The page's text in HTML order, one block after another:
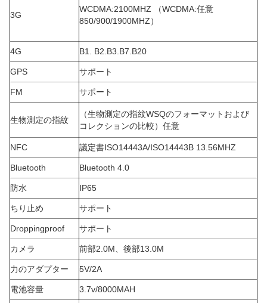
3G
WCDMA:2100MHZ （WCDMA:任意
850/900/1900MHZ）
4G B1. B2.B3.B7.B20
GPS サポート
FM サポート
生物測定の指紋
（生物測定の指紋WSQのフォーマットおよび
コレクションの比較）任意
NFC 議定書ISO14443A/ISO14443B 13.56MHZ
Bluetooth Bluetooth 4.0
防水 IP65
ちり止め サポート
Droppingproof サポート
カメラ 前部2.0M、後部13.0M
力のアダプター 5V/2A
電池容量 3.7v/8000MAH